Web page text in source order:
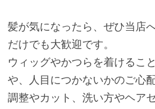
髪が気になったら、ぜひ当店
だけでも大歓迎です。
ウィッグやかつらを着けるこ
や、人目につかないかのご心配
調整やカット、洗い方やヘア